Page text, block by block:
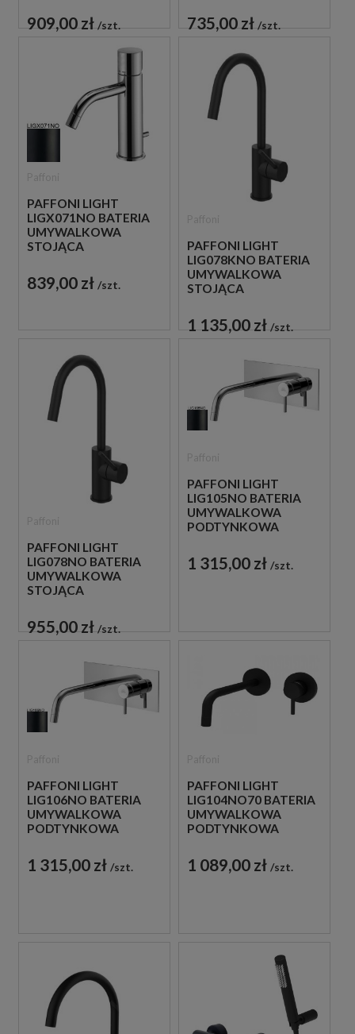
CZARNA
909,00 zł szt.
CHROM
735,00 zł szt.
PAFFONI LIGHT
LIGX071NO BATERIA
UMYWALKOWA
STOJĄCA
CZARNA
839,00 zł szt.
PAFFONI LIGHT
LIG078KNO BATERIA
UMYWALKOWA
STOJĄCA
CZARNA
1 135,00 zł szt.
PAFFONI LIGHT
LIG078NO BATERIA
UMYWALKOWA
STOJĄCA
CZARNA
955,00 zł szt.
PAFFONI LIGHT
LIG105NO BATERIA
UMYWALKOWA
PODTYNKOWA
CZARNA
1 315,00 zł szt.
PAFFONI LIGHT
LIG106NO BATERIA
UMYWALKOWA
PODTYNKOWA
CZARNA
1 315,00 zł szt.
PAFFONI LIGHT
LIG104NO70 BATERIA
UMYWALKOWA
PODTYNKOWA
CZARNA
1 089,00 zł szt.